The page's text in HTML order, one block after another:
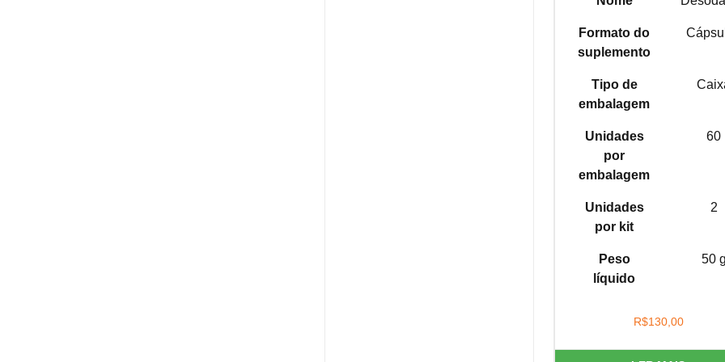
Formato do
suplemento
Tipo de
embalagem
Unidades
por
embalagem
60
Unidades
por kit
2
Peso
líquido
50 g
R$130,00